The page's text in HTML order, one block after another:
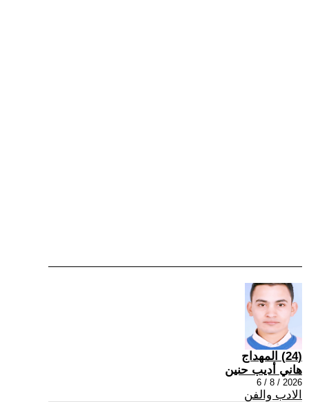
(24) المهداج
هاني أديب حنين
2026 / 8 / 6
الادب والفن